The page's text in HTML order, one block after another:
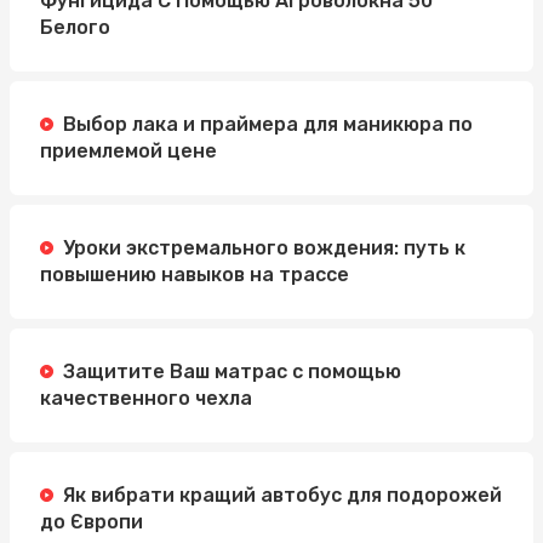
Белого
Выбор лака и праймера для маникюра по
приемлемой цене
Уроки экстремального вождения: путь к
повышению навыков на трассе
Защитите Ваш матрас с помощью
качественного чехла
Як вибрати кращий автобус для подорожей
до Європи